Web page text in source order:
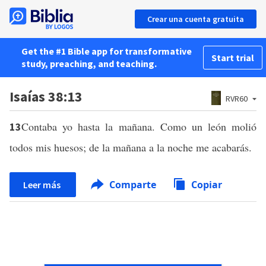
Crear una cuenta gratuita
Get the #1 Bible app for transformative
study, preaching, and teaching.
Start trial
Isaías 38:13 RVR60
13Contaba yo hasta la mañana. Como un león molió
todos mis huesos; de la mañana a la noche me acabarás.
Leer más Comparte Copiar